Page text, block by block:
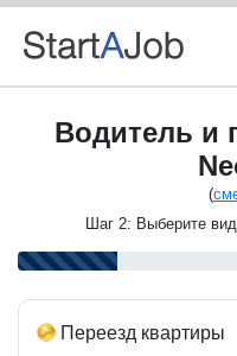
Водитель и
(
Шаг 2: Выберите
Переезд квартиры